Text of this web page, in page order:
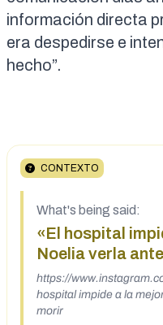
información directa
era despedirse e
hecho”.
CONTEXTO
What's being said:
«El hospital
Noelia verla
https://
hospital impide a la
morir